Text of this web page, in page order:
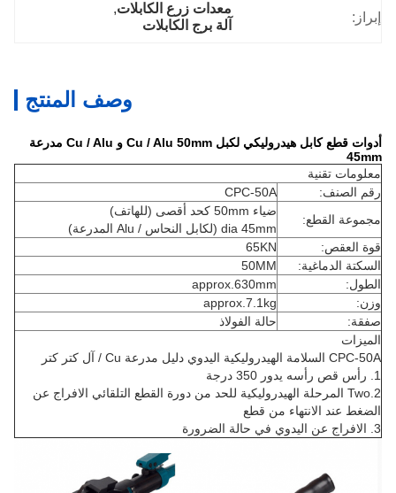
إبراز:
معدات زرع الكابلات,
آلة برج الكابلات
وصف المنتج
أدوات قطع كابل هيدروليكي لكبل Cu / Alu 50mm و Cu / Alu مدرعة
45mm
معلومات تقنية
رقم الصنف:
CPC-50A
مجموعة القطع:
ضياء 50mm كحد أقصى (للهاتف)
dia 45mm (لكابل النحاس / Alu المدرعة)
قوة العقص:
65KN
السكتة الدماغية:
50MM
الطول:
approx.630mm
وزن:
approx.7.1kg
صفقة:
حالة الفولاذ
الميزات
CPC-50A السلامة الهيدروليكية اليدوي دليل مدرعة Cu / آل كتر كتر
2.Two المرحلة الهيدروليكية للحد من دورة القطع التلقائي الافراج عن
الضغط عند الانتهاء من قطع